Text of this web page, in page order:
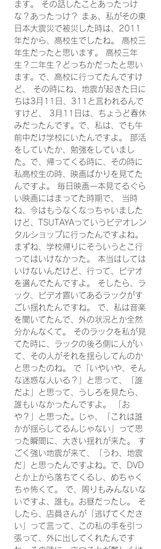
ます。 その話したことあったっけ
な？あったっけ？ まぁ、私がその東
日本大震災で被災した時は、2011
年だから、高校生でしたね。 高校三
年生だったと思います。 高校三年
生？二年生？どっちかだったと思い
ます。で、高校に行ってたんですけ
ど、 その時にね、地震が起きた日に
ちは3月11日、311と言われるんで
すけど、 3月11日は、ちょうど春休
みだったんです。で、私は、でも午
前中だけ学校にいたんですよ。 部活
をしていたか、勉強をしていまし
た。で、帰ってくる時に、その時に
私高校生の時、映画ばかりを見てた
んですよ。 毎日映画一本見てるぐら
い映画にはまってた時期で、 当時
ね、今はもうなくなっちゃいました
けど、TSUTAYAっていうビデオレン
タルショップに行ったんですよね。
まずね、学校帰りにそういうとこ行
ってはいけなかった。 本当はしては
いけないんだけど、行って、ビデオ
を選んでたんですよ。 そしたら、ラ
ック、ビデオ置いてあるラックがす
ごい揺れたんですね。 で、私は音楽
を聞いてたんで、外の状況とか全然
分かんなくて。 そのラックを私が見
てた時に、ラックの後ろ側に人がい
て、その人がそれを揺らしてんのか
と思ったのね。 で「いやいや、そん
な迷惑な人いる？」と思って、「誰
だよ」と思って、うしろを見たら、
誰もいなかったんですよ。 「お
や？」と思った。じゃ、「これは誰
かが揺らしてるんじゃない」って思
った瞬間に、大きい揺れが来た。 す
ごく強い地震が来て、「うわ、地震
だ」と思ったんですよね。で、DVD
とか上から落ちてくるし、めちゃく
ちゃ怖くて。 で、周りもみんないな
いですよ、誰も。お昼だったし。 そ
したら、店員さんが「逃げてくださ
い」って言って、この私の手を引っ
張って、外に出してくれたんです